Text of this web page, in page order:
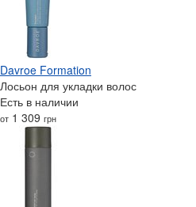
Davroe Formation
Лосьон для укладки волос
Есть в наличии
от 1 309 грн